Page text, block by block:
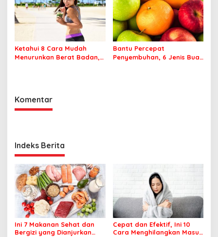
Ketahui 8 Cara Mudah
Menurunkan Berat Badan,
Bantu Percepat
Penyembuhan, 6 Jenis Buah
Komentar
Indeks Berita
Ini 7 Makanan Sehat dan
Bergizi yang Dianjurkan
Cepat dan Efektif, Ini 10
Cara Menghilangkan Masuk